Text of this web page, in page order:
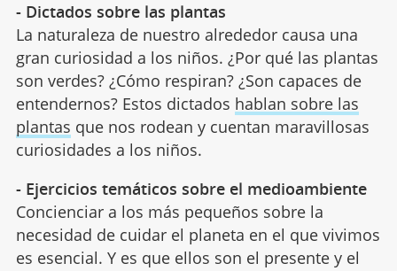
- Dictados sobre las plantas
La naturaleza de nuestro alrededor causa una
gran curiosidad a los niños. ¿Por qué las plantas
son verdes? ¿Cómo respiran? ¿Son capaces de
entendernos? Estos dictados hablan sobre las
plantas que nos rodean y cuentan maravillosas
curiosidades a los niños.
- Ejercicios temáticos sobre el medioambiente
Concienciar a los más pequeños sobre la
necesidad de cuidar el planeta en el que vivimos
es esencial. Y es que ellos son el presente y el